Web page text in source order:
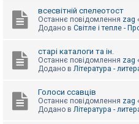
всесвітній спелеотост
Останнє повідомлення zag
Додано в Світле і тепле -
старі каталоги та ін.
Останнє повідомлення zag
Додано в Література -
Голоси ссавців
Останнє повідомлення zag
Додано в Література -